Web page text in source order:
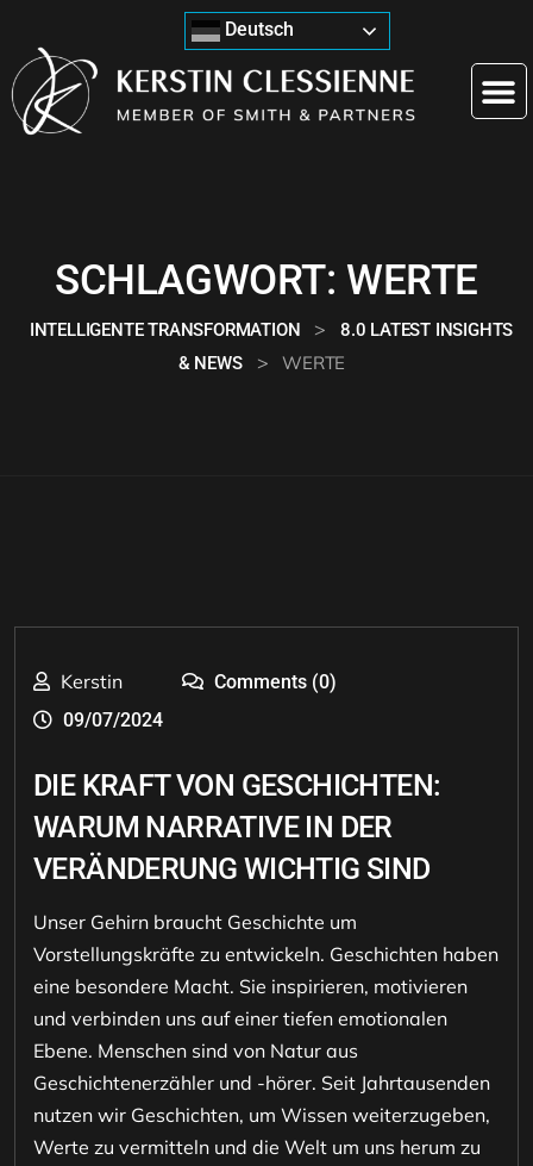
Deutsch
SCHLAGWORT: WERTE
INTELLIGENTE TRANSFORMATION >
8.0 LATEST INSIGHTS
& NEWS
> WERTE
Kerstin
Comments (0)
09/07/2024
DIE KRAFT VON GESCHICHTEN:
WARUM NARRATIVE IN DER
VERÄNDERUNG WICHTIG SIND
Unser Gehirn braucht Geschichte um
Vorstellungskräfte zu entwickeln. Geschichten haben
eine besondere Macht. Sie inspirieren, motivieren
und verbinden uns auf einer tiefen emotionalen
Ebene. Menschen sind von Natur aus
Geschichtenerzähler und -hörer. Seit Jahrtausenden
nutzen wir Geschichten, um Wissen weiterzugeben,
Werte zu vermitteln und die Welt um uns herum zu